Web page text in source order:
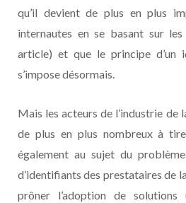
qu’il devient de plus en plus
internautes en se basant sur
article) et que le principe d’un
s’impose désormais.
Mais les acteurs de l’industrie
de plus en plus nombreux à
également au sujet du
d’identifiants des prestataires de
prôner l’adoption de solutions